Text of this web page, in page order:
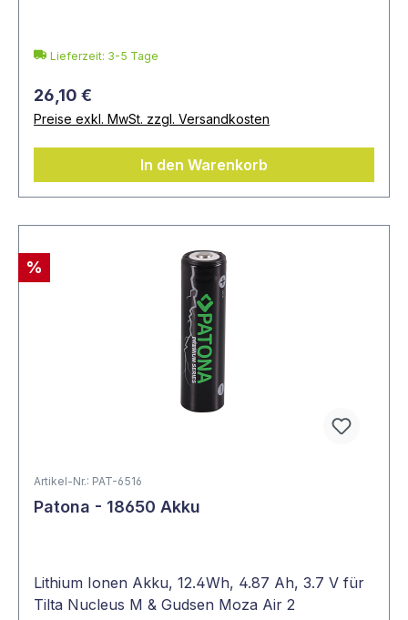
Lieferzeit: 3-5 Tage
26,10 €
Preise exkl. MwSt. zzgl. Versandkosten
In den Warenkorb
%
Artikel-Nr.: PAT-6516
Patona - 18650 Akku
Lithium Ionen Akku, 12.4Wh, 4.87 Ah, 3.7 V für
Tilta Nucleus M & Gudsen Moza Air 2